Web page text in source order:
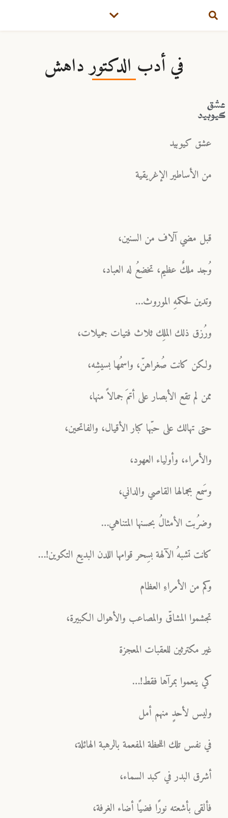
في أدب الدكتور داهش
عشق
كيوبيد
عشق كيوبيد
من الأساطير الإغريقية
قبل مضي آلاف من السنين،
وُجد ملكٌ عظيم، تخضعُ له العباد،
وتدين لحكمهِ الموروث…
ورُزق ذلك الملِك ثلاث فتيات جميلات،
ولكن كانت صُغراهنّ، واسمُها بسيشِه،
ممن لم تقع الأبصار على أتمَ جمالاً منها،
حتى تهالك على حبّها كبار الأقيال، والفاتحين،
والأمراء، وأولياء العهود،
وسَمع بجمالها القاصي والداني،
وضرُبت الأمثالُ بحسنها المتناهي…
كانت تشبهُ الآلهة بسِحر قوامها اللدن البديع التكوين!…
وكم من الأمراءِ العظام
تجشموا المشاقّ والمصاعب والأهوال الكبيرة،
غير مكترثين للعقبات المعجزة
كي ينعموا بمرآها فقط!…
وليس لأحدٍ منهم أمل
في نفس تلك اللحظة المفعمة بالرهبة الهائلة،
أشرق البدر في كبد السماء،
فألقى بأشعته نورًا فضيًا أضاء الغرفة،